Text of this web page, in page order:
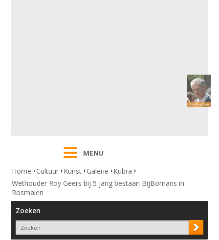
MENU
Home
Cultuur Kunst Galerie
Kubra
Wethouder Roy Geers bij 5 jarig bestaan BijBomans in
Rosmalen
Zoeken